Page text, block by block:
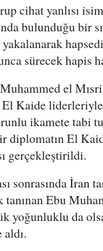
cihat yanlısı
bulunduğu bir
sürecek hapis
el
El Kaide
ikamete tabi
diplomatın El
gerçekleştirildi.
sonrasında İran
Ebu
yoğunluklu da